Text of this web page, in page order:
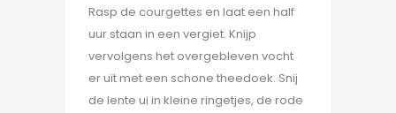
Rasp de courgettes en laat een half
uur staan in een vergiet. Knijp
vervolgens het overgebleven vocht
er uit met een schone theedoek. Snij
de lente ui in kleine ringetjes, de rode